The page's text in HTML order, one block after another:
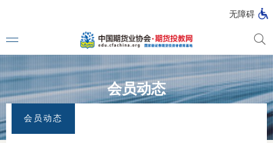
无障碍
媒体看
投教动
会员动态
会员动态